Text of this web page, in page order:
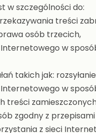
w szczególności do:
treści
osób trzecich,
w
takich jak:
w
treści
zgodny z
z sieci